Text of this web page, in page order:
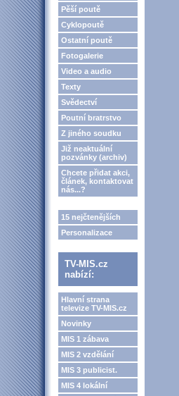
Pěší poutě
Cyklopoutě
Ostatní poutě
Fotogalerie
Video a audio
Texty
Svědectví
Poutní bratrstvo
Z jiného soudku
Již neaktuální
pozvánky (archiv)
Chcete přidat akci,
článek, kontaktovat
nás...?
15 nejčtenějších
Personalizace
TV-MIS.cz
nabízí:
Hlavní strana
televize TV-MIS.cz
Novinky
MIS 1 zábava
MIS 2 vzdělání
MIS 3 publicist.
MIS 4 lokální